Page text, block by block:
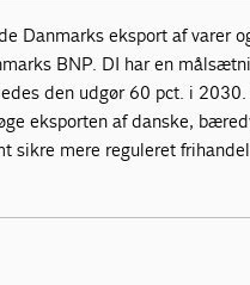
Danmarks eksport af varer
BNP. DI har en
den udgør 60 pct. i
eksporten af danske,
sikre mere reguleret